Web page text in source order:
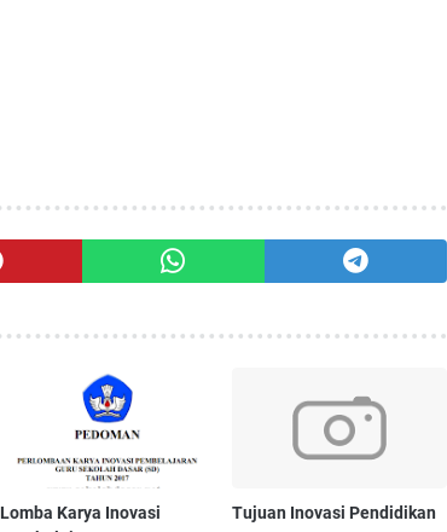
Lomba Karya Inovasi
Tujuan Inovasi Pendidikan